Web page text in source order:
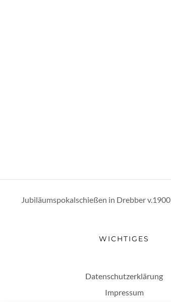
Jubiläumspokalschießen in Drebber v.1900
WICHTIGES
Datenschutzerklärung
Impressum